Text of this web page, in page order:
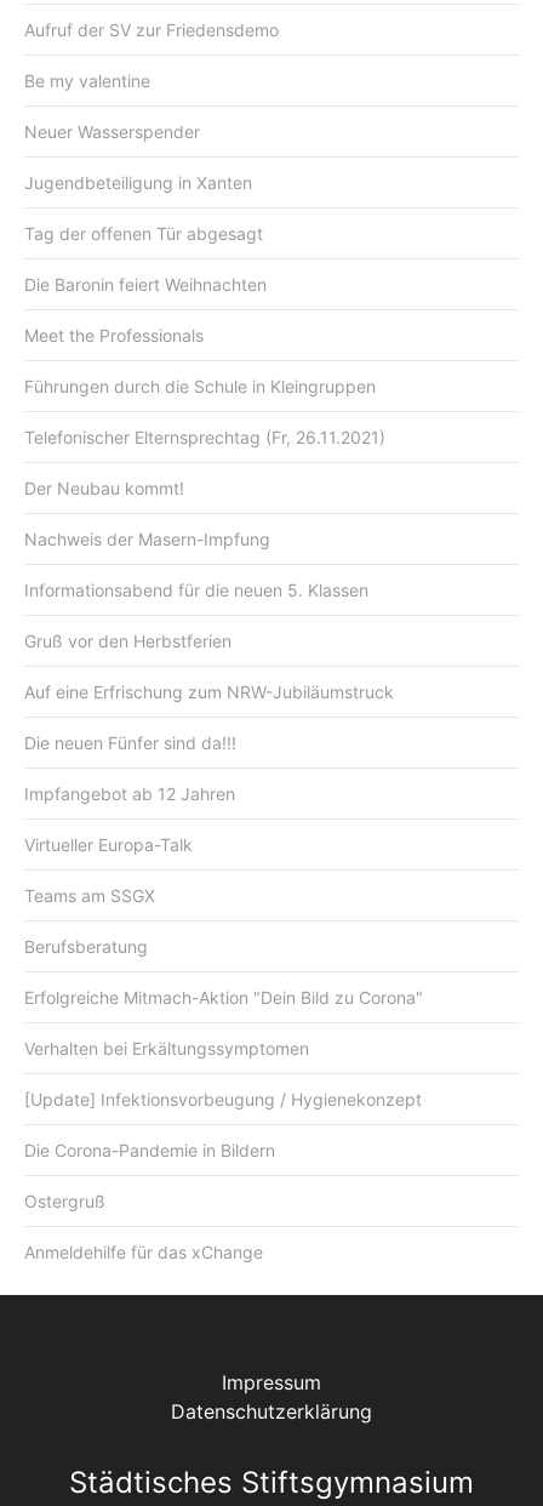
Aufruf der SV zur Friedensdemo
Be my valentine
Neuer Wasserspender
Jugendbeteiligung in Xanten
Tag der offenen Tür abgesagt
Die Baronin feiert Weihnachten
Meet the Professionals
Führungen durch die Schule in Kleingruppen
Telefonischer Elternsprechtag (Fr, 26.11.2021)
Der Neubau kommt!
Nachweis der Masern-Impfung
Informationsabend für die neuen 5. Klassen
Gruß vor den Herbstferien
Auf eine Erfrischung zum NRW-Jubiläumstruck
Die neuen Fünfer sind da!!!
Impfangebot ab 12 Jahren
Virtueller Europa-Talk
Teams am SSGX
Berufsberatung
Erfolgreiche Mitmach-Aktion "Dein Bild zu Corona"
Verhalten bei Erkältungssymptomen
[Update] Infektionsvorbeugung / Hygienekonzept
Die Corona-Pandemie in Bildern
Ostergruß
Anmeldehilfe für das xChange
Impressum
Datenschutzerklärung
Städtisches Stiftsgymnasium